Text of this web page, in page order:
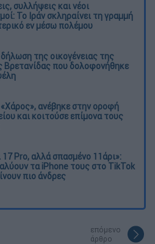
συλλήψεις και νέοι
Το Ιράν σκληραίνει τη γραμμή
εν μέσω πολέμου
της οικογένειας της
Βρετανίδας που δολοφονήθηκε
ανέβηκε στην οροφή
και κοιτούσε επίμονα τους
17 Pro, αλλά σπασμένο 11άρι»:
τα iPhone τους στο TikTok
πιο άνδρες
επόμενο
άρθρο